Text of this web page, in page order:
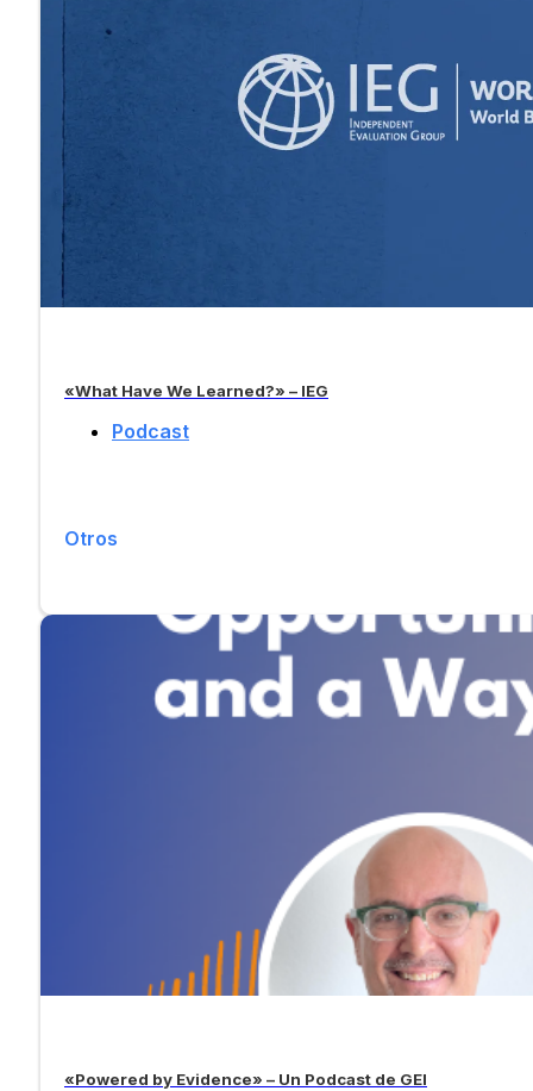
«What Have We Learned?» – IEG
Podcast
Otros
«Powered by Evidence» – Un Podcast de GEI